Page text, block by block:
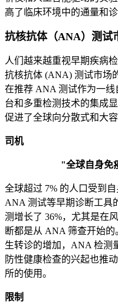
高了临床环境中的通量和诊
抗核抗体（ANA）测试
人们越来越重视早期疾病
抗核抗体 (ANA) 测试市场
在推荐 ANA 测试作为一
台和多重检测技术的集成
促进了全球向分散式和大
司机
"全球自身免
全球超过 7% 的人口受到
ANA 测试等早期诊断工具
测增长了 36%，尤其是在
断都是从 ANA 筛查开始
生转诊的增加，ANA 检测
防性健康检查的兴起也推
所的使用。
限制